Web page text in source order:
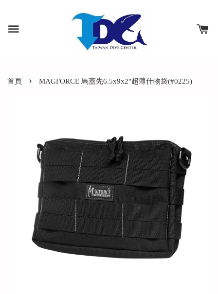
首頁 › MAGFORCE 馬蓋先6.5x9x2"超薄什物袋(#0225)